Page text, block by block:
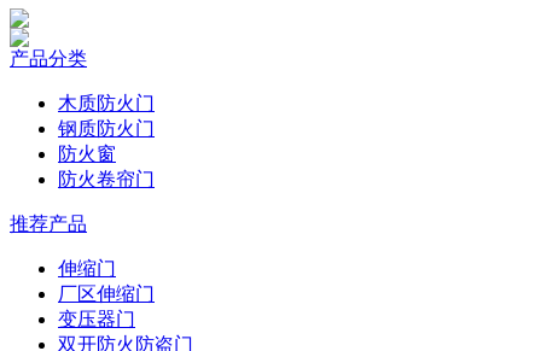
产品分类
木质防火门
钢质防火门
防火窗
防火卷帘门
推荐产品
伸缩门
厂区伸缩门
变压器门
双开防火防盗门